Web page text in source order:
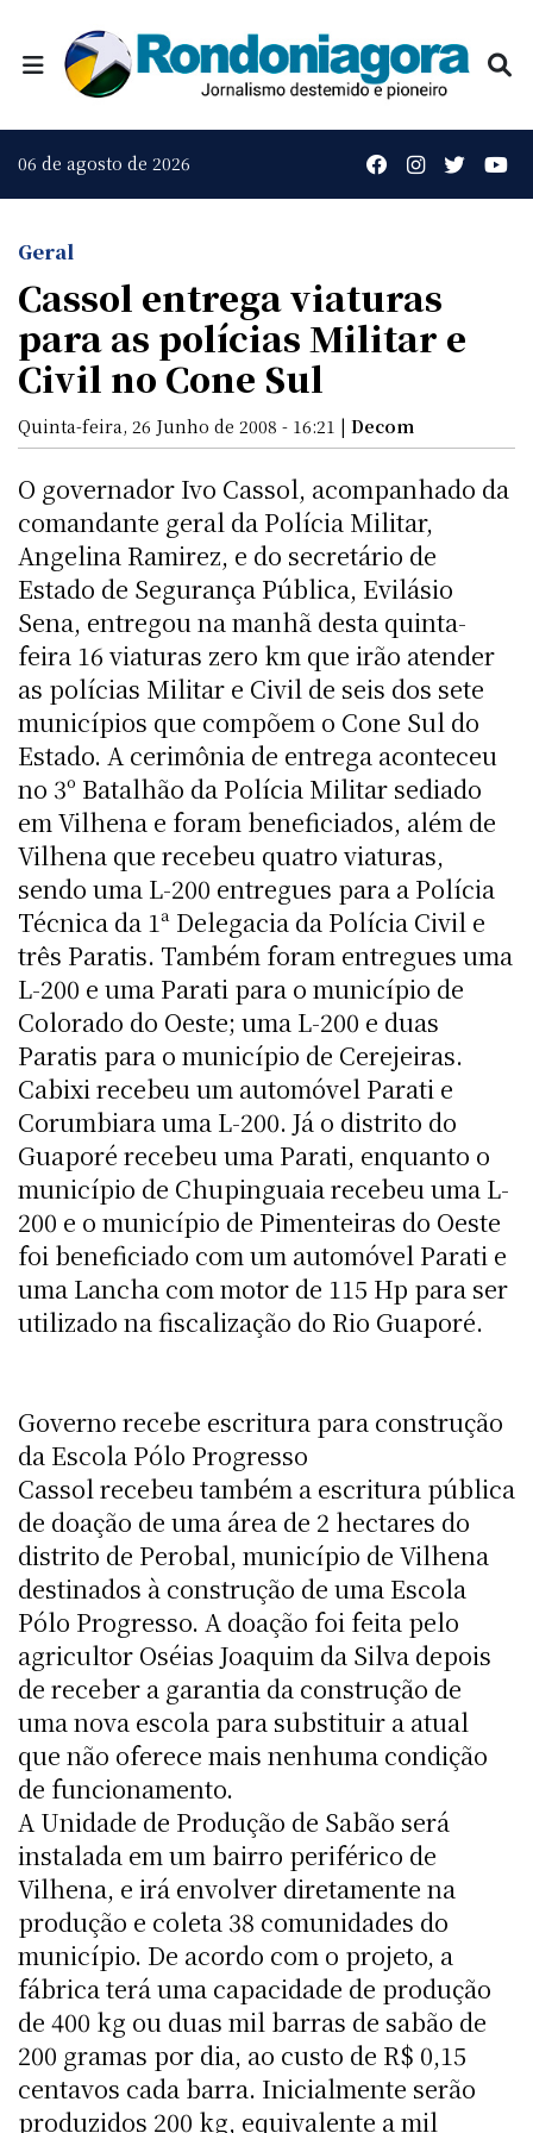
06 de agosto de 2026
Geral
Cassol entrega viaturas
para as polícias Militar e
Civil no Cone Sul
Quinta-feira, 26 Junho de 2008 - 16:21 | Decom
O governador Ivo Cassol, acompanhado da
comandante geral da Polícia Militar,
Angelina Ramirez, e do secretário de
Estado de Segurança Pública, Evilásio
Sena, entregou na manhã desta quinta-
feira 16 viaturas zero km que irão atender
as polícias Militar e Civil de seis dos sete
municípios que compõem o Cone Sul do
Estado. A cerimônia de entrega aconteceu
no 3º Batalhão da Polícia Militar sediado
em Vilhena e foram beneficiados, além de
Vilhena que recebeu quatro viaturas,
sendo uma L-200 entregues para a Polícia
Técnica da 1ª Delegacia da Polícia Civil e
três Paratis. Também foram entregues uma
L-200 e uma Parati para o município de
Colorado do Oeste; uma L-200 e duas
Paratis para o município de Cerejeiras.
Cabixi recebeu um automóvel Parati e
Corumbiara uma L-200. Já o distrito do
Guaporé recebeu uma Parati, enquanto o
município de Chupinguaia recebeu uma L-
200 e o município de Pimenteiras do Oeste
foi beneficiado com um automóvel Parati e
uma Lancha com motor de 115 Hp para ser
utilizado na fiscalização do Rio Guaporé.
Governo recebe escritura para construção
da Escola Pólo Progresso
Cassol recebeu também a escritura pública
de doação de uma área de 2 hectares do
distrito de Perobal, município de Vilhena
destinados à construção de uma Escola
Pólo Progresso. A doação foi feita pelo
agricultor Oséias Joaquim da Silva depois
de receber a garantia da construção de
uma nova escola para substituir a atual
que não oferece mais nenhuma condição
de funcionamento.
A Unidade de Produção de Sabão será
instalada em um bairro periférico de
Vilhena, e irá envolver diretamente na
produção e coleta 38 comunidades do
município. De acordo com o projeto, a
fábrica terá uma capacidade de produção
de 400 kg ou duas mil barras de sabão de
200 gramas por dia, ao custo de R$ 0,15
centavos cada barra. Inicialmente serão
produzidos 200 kg, equivalente a mil